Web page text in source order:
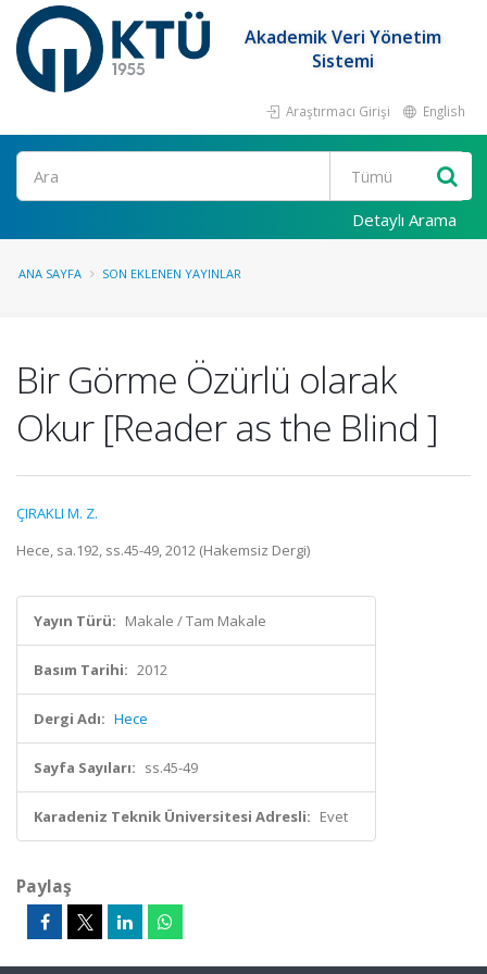
Akademik Veri Yönetim
Sistemi
Araştırmacı Girişi English
Ara
Detaylı Arama
ANA SAYFA SON EKLENEN YAYINLAR
Bir Görme Özürlü olarak
Okur [Reader as the Blind ]
ÇIRAKLI M. Z.
Hece, sa.192, ss.45-49, 2012 (Hakemsiz Dergi)
Yayın Türü: Makale / Tam Makale
Basım Tarihi: 2012
Dergi Adı: Hece
Sayfa Sayıları: ss.45-49
Karadeniz Teknik Üniversitesi Adresli: Evet
Paylaş